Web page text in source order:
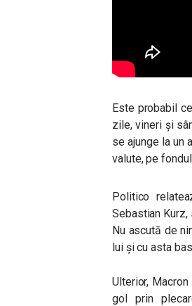
Este probabil
zile, vineri și
se ajunge la un
valute, pe
Politico
Sebastian
Nu ascută de
lui și cu asta
Ulterior,
gol prin